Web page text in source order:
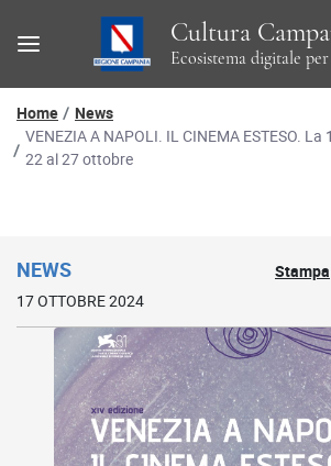
Cultura
Ecosistema digitale
Percorso di
Home
News
VENEZIA A NAPOLI. IL CINEMA ESTESO. La
22 al 27 ottobre
NEWS
17 OTTOBRE 2024
Stampa